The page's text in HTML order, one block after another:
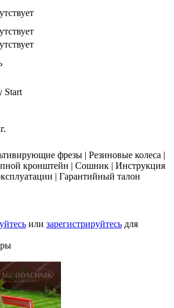
Start
фрезы | Резиновые колеса |
кронштейн | Сошник | Инструкция
| Гарантийный талон
или зарегистрируйтесь для